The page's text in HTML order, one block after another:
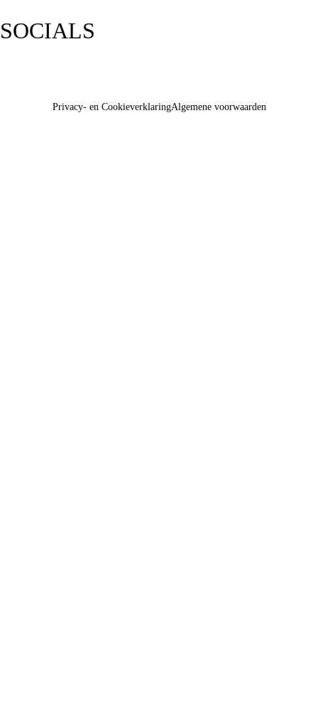
SOCIALS
Privacy- en CookieverklaringAlgemene voorwaarden